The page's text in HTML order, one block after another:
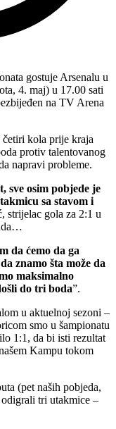
gostuje Arsenalu u
4. maj) u 17.00 sati
na TV Arena
četiri kola prije kraja
protiv talentovanog
napravi probleme.
sve osim pobjede je
sa stavom i
strijelac gola za 2:1 u
da ćemo da ga
znamo šta može da
maksimalno
do tri boda”.
u aktuelnoj sezoni –
smo u šampionatu
1:1, da bi isti rezultat
Kampu tokom
(pet naših pobjeda,
tri utakmice –